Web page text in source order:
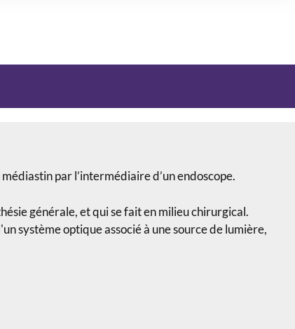
par l’intermédiaire d’un endoscope.
générale, et qui se fait en milieu chirurgical.
système optique associé à une source de lumière,